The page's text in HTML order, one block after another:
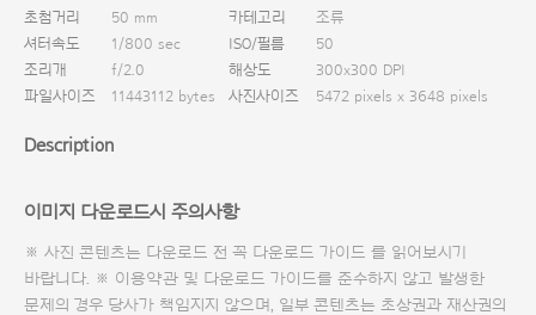
초첨거리
50 mm 카테고리
조류
셔터속도
1/800 sec ISO/필름
50
조리개
f/2.0 해상도
300x300 DPI
파일사이즈
11443112 bytes 사진사이즈 5472 pixels x 3648 pixels
Description
이미지 다운로드시 주의사항
※ 사진 콘텐츠는 다운로드 전 꼭 다운로드 가이드 를 읽어보시기
바랍니다. ※ 이용약관 및 다운로드 가이드를 준수하지 않고 발생한
문제의 경우 당사가 책임지지 않으며, 일부 콘텐츠는 초상권과 재산권의